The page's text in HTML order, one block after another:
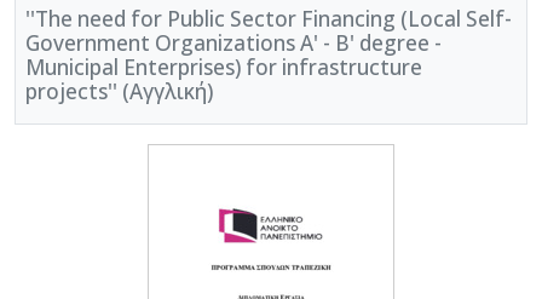
''The need for Public Sector Financing (Local Self-
Government Organizations A' - B' degree -
Municipal Enterprises) for infrastructure
projects'' (Αγγλική)